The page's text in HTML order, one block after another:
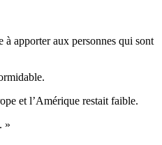
à apporter aux personnes qui sont
et l’Amérique restait faible.
»